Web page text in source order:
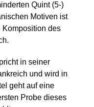
Quint (5-)
Motiven ist
Komposition des
in seiner
und wird in
geht auf eine
Probe dieses